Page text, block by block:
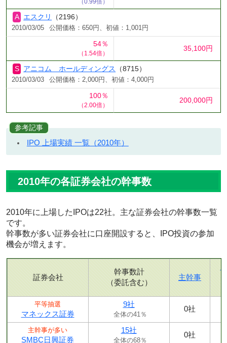
エスクリ （2196）
2010/03/05 公開価格：650円、初値：1,001円
54％
（1.54倍）
35,100円
アニコム ホールディングス （8715）
2010/03/03 公開価格：2,000円、初値：4,000円
100％
（2.00倍）
200,000円
参考記事
IPO 上場実績 一覧（2010年）
2010年の各証券会社の幹事数
2010年に上場したIPOは22社。主な証券会社の幹事数一覧
です。
幹事数が多い証券会社に口座開設すると、IPO投資の参加
機会が増えます。
証券会社
幹事数計
（委託含む）
主幹事
平等抽選
マネックス証券
9社
全体の41％
0社
主幹事が多い
SMBC日興証券
15社
全体の68％
0社